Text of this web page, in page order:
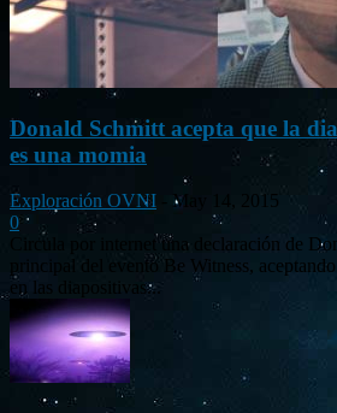
Donald Schmitt acepta que la
es una momia
Exploración OVNI
May 14, 2015
0
Circula por internet una declaración de
principal del evento Be Witness,
en las diapositivas...